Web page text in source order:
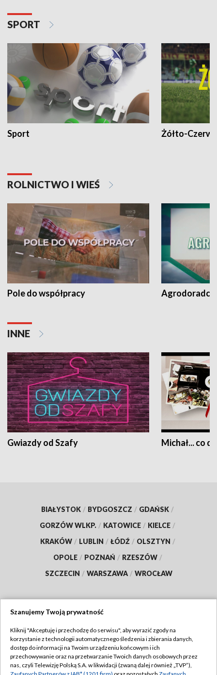
SPORT
Sport Żółto-
ROLNICTWO I WIEŚ
Pole do współpracy Agrodoradcy
INNE
Gwiazdy od Szafy Michał... co
BIAŁYSTOK / BYDGOSZCZ / GDAŃSK /
GORZÓW WLKP. / KATOWICE / KIELCE /
KRAKÓW / LUBLIN / ŁÓDŹ / OLSZTYN /
OPOLE / POZNAŃ / RZESZÓW /
SZCZECIN / WARSZAWA / WROCŁAW
TVP
Abonament TVP
Emisja w TVP
Regulamin TVP
Szanujemy Twoją prywatność
Kliknij "Akceptuję i przechodzę do serwisu", aby wyrazić zgody na
korzystanie z technologii automatycznego śledzenia i zbierania danych,
dostęp do informacji na Twoim urządzeniu końcowym i ich
przechowywanie oraz na przetwarzanie Twoich danych osobowych przez
nas, czyli Telewizję Polską S.A. w likwidacji (zwaną dalej również „TVP”),